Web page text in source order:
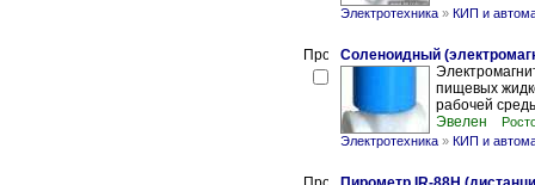
Электротехника » КИП и
Соленоидный
пищевых
рабочей
Эвелен
Электротехника » КИП и